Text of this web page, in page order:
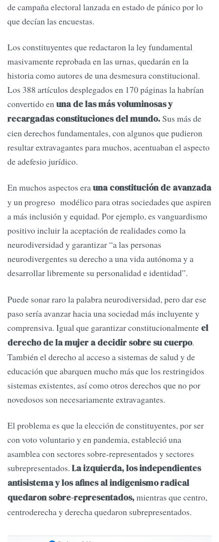
de campaña electoral lanzada en estado de pánico por lo
que decían las encuestas.
Los constituyentes que redactaron la ley fundamental
masivamente reprobada en las urnas, quedarán en la
historia como autores de una desmesura constitucional.
Los 388 artículos desplegados en 170 páginas la habrían
convertido enuna de las más voluminosas y
recargadas constituciones del mundo.Sus más de
cien derechos fundamentales, con algunos que pudieron
resultar extravagantes para muchos, acentuaban el aspecto
de adefesio jurídico.
En muchos aspectos erauna constitución de avanzada
y un progreso modélico para otras sociedades que aspiren
a más inclusión y equidad. Por ejemplo, es vanguardismo
positivo incluir la aceptación de realidades como la
neurodiversidad y garantizar “a las personas
neurodivergentes su derecho a una vida autónoma y a
desarrollar libremente su personalidad e identidad”.
Puede sonar raro la palabra neurodiversidad, pero dar ese
paso sería avanzar hacia una sociedad más incluyente y
comprensiva. Igual que garantizar constitucionalmente el
derecho de la mujer a decidir sobre su cuerpo.
También el derecho al acceso a sistemas de salud y de
educación que abarquen mucho más que los restringidos
sistemas existentes, así como otros derechos que no por
novedosos son necesariamente extravagantes.
El problema es que la elección de constituyentes, por ser
con voto voluntario y en pandemia, estableció una
asamblea con sectores sobre-representados y sectores
subrepresentados. La izquierda, los independientes
antisistema y los afines al indigenismo radical
quedaron sobre-representados,mientras que centro,
centroderecha y derecha quedaron subrepresentados.